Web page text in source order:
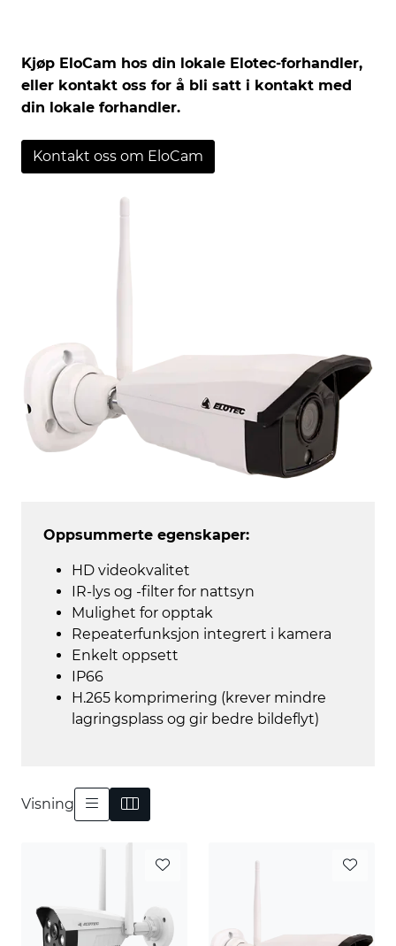
Kjøp EloCam hos din lokale Elotec-forhandler,
eller kontakt oss for å bli satt i kontakt med
din lokale forhandler.
Kontakt oss om EloCam
Oppsummerte egenskaper:
HD videokvalitet
IR-lys og -filter for nattsyn
Mulighet for opptak
Repeaterfunksjon integrert i kamera
Enkelt oppsett
IP66
H.265 komprimering (krever mindre
lagringsplass og gir bedre bildeflyt)
Visning